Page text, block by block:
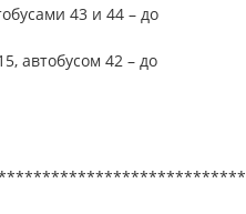
43 и 44 – до
автобусом 42 – до